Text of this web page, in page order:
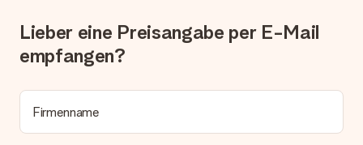
Wird die Rechnung mit der Bestellung mitverschickt?
Alle Lieferungen erfolgen ohne Rechnung und/oder
zeitgleich mit der Bestätigungsmail und kannst sie jederzeit in
deinem MySurprise Account einsehen. Du kannst das
Lieber eine Preisangabe per E-Mail
empfangen?
Firmenname